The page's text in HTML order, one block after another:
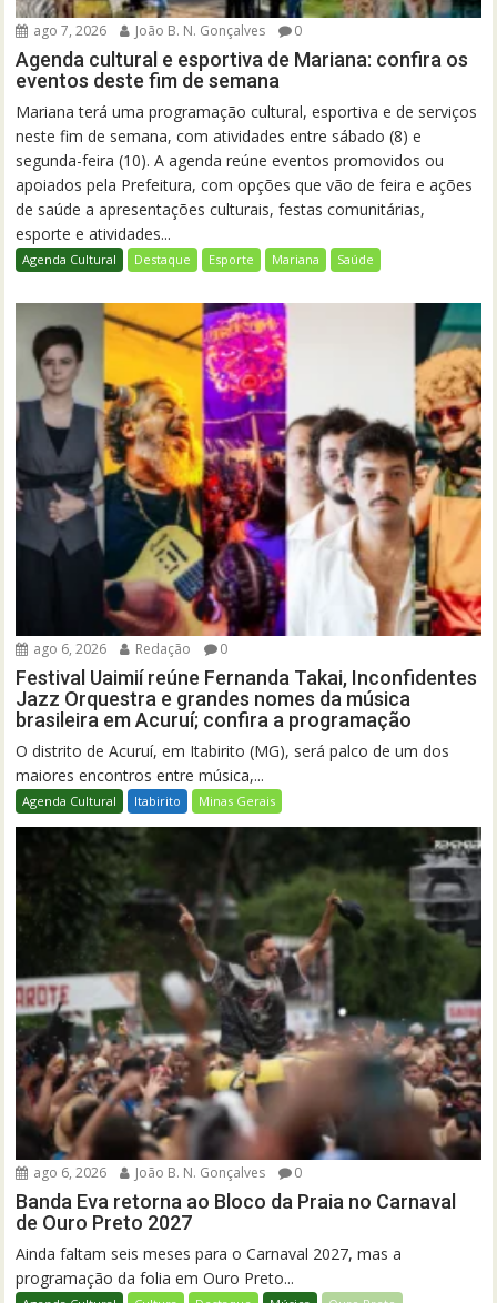
ago 7, 2026 João B. N. Gonçalves 0
Agenda cultural e esportiva de Mariana: confira os
eventos deste fim de semana
Mariana terá uma programação cultural, esportiva e de serviços
neste fim de semana, com atividades entre sábado (8) e
segunda-feira (10). A agenda reúne eventos promovidos ou
apoiados pela Prefeitura, com opções que vão de feira e ações
de saúde a apresentações culturais, festas comunitárias,
esporte e atividades...
Agenda Cultural Destaque Esporte Mariana Saúde
ago 6, 2026 Redação 0
Festival Uaimií reúne Fernanda Takai, Inconfidentes
Jazz Orquestra e grandes nomes da música
brasileira em Acuruí; confira a programação
O distrito de Acuruí, em Itabirito (MG), será palco de um dos
maiores encontros entre música,...
Agenda Cultural Itabirito Minas Gerais
ago 6, 2026 João B. N. Gonçalves 0
Banda Eva retorna ao Bloco da Praia no Carnaval
de Ouro Preto 2027
Ainda faltam seis meses para o Carnaval 2027, mas a
programação da folia em Ouro Preto...